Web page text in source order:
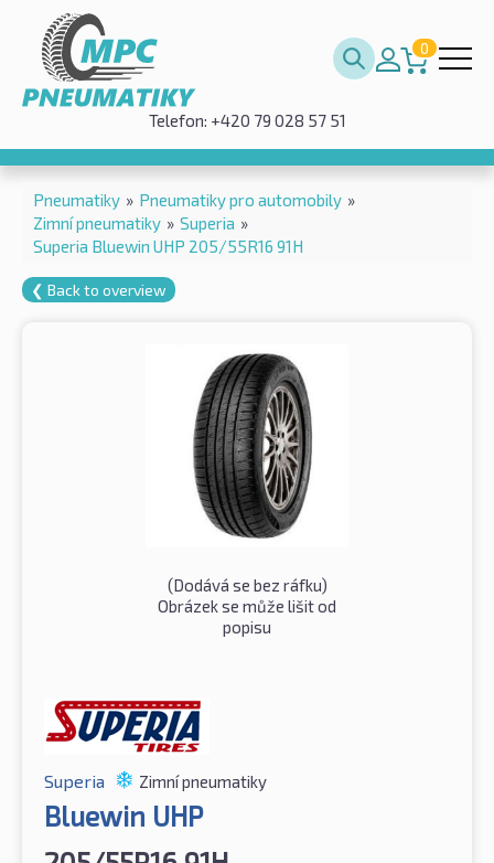
0
Telefon: +420 79 028 57 51
Pneumatiky » Pneumatiky pro automobily »
Zimní pneumatiky » Superia »
Superia Bluewin UHP 205/55R16 91H
❮ Back to overview
(Dodává se bez ráfku)
Obrázek se může lišit od
popisu
Superia Zimní pneumatiky
Bluewin UHP